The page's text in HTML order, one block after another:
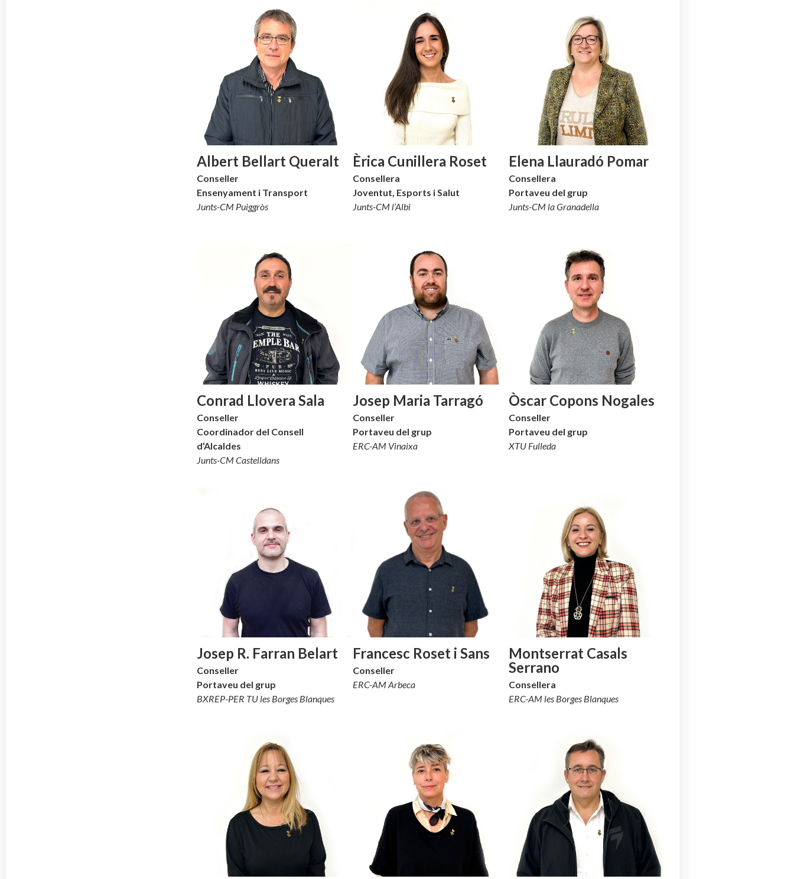
Albert Bellart Queralt
Conseller
Ensenyament i Transport
Junts-CMPuiggròs
Èrica Cunillera Roset
Consellera
Joventut, Esports i Salut
Junts-CMl’Albi
Elena Llauradó Pomar
Consellera
Portaveu del grup
Junts-CMla Granadella
Conrad Llovera Sala
Conseller
Coordinador del Consell
d’Alcaldes
Junts-CMCastelldans
Josep Maria Tarragó
Conseller
Portaveu del grup
ERC-AM Vinaixa
Òscar Copons Nogales
Conseller
Portaveu del grup
XTU Fulleda
Josep R. Farran Belart
Conseller
Portaveu del grup
BXREP-PER TU les Borges Blanques
Francesc Roset i Sans
Conseller
ERC-AM Arbeca
Montserrat Casals
Serrano
Consellera
ERC-AM les Borges Blanques